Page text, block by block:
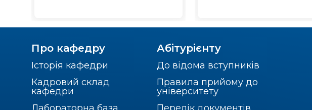
Про кафедру
Історія кафедри
Кадровий склад
кафедри
Абітурієнту
До відома вступників
Правила прийому до
університету